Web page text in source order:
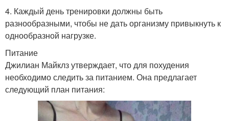
4. Каждый день тренировки должны быть
разнообразными, чтобы не дать организму привыкнуть к
однообразной нагрузке.
Питание
Джилиан Майклз утверждает, что для похудения
необходимо следить за питанием. Она предлагает
следующий план питания: